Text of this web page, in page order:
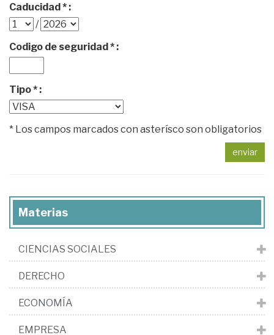
Caducidad * :
/
Codigo de seguridad * :
Tipo * :
* Los campos marcados con asterísco son obligatorios
enviar
Materias
CIENCIAS SOCIALES
DERECHO
ECONOMÍA
EMPRESA